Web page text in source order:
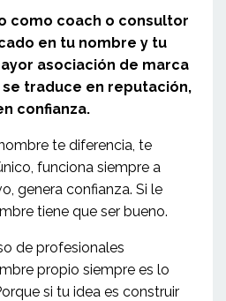
como coach o consultor
en tu nombre y tu
asociación de marca
se traduce en reputación,
confianza.
te diferencia, te
funciona siempre a
genera confianza. Si le
tiene que ser bueno.
de profesionales
propio siempre es lo
si tu idea es construir